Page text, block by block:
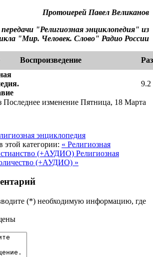
Протоиерей Павел Великанов
"Религиозная энциклопедия" из
"Мир. Человек. Слово" Радио России
Воспроизведение
Последнее изменение Пятница, 18 Марта
энциклопедия
этой категории: « Религиозная
(+АУДИО) Религиозная
(+АУДИО) »
(*) необходимую информацию, где